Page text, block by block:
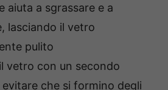
aiuta a sgrassare e a
lasciando il vetro
pulito
vetro con un secondo
che si formino degli